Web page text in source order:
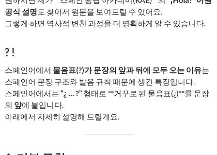
공식 설명 도 찾아서 원문을 보여드릴 수 있어요.
그렇게 하면 역사적 변천 과정을 더 명확하게 알 수 있습니다.
? !
스페인어에서 물음표(?)가 문장의 앞과 뒤에 모두 오는 이유는
스페인어 문장 구조와 발음 규칙 때문에 생긴 특징입니다.
스페인어에서는 “¿ … ?” 형태로 **거꾸로 된 물음표(¿)**를 문장
의 앞에 붙입니다.
아래에서 자세히 설명해 드릴게요.